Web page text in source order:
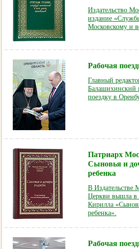
Издательство
издание
Московскому и
Рабочая
Главный
Балашихинский
поездку в
Патриарх
Сыновья и
ребенка
В Издательстве
Церкви вышла в
Кирилла
ребенка».
Рабочая